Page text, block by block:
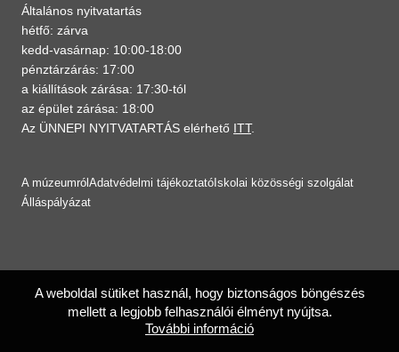
Általános nyitvatartás
hétfő: zárva
kedd-vasárnap: 10:00-18:00
pénztárzárás: 17:00
a kiállítások zárása: 17:30-tól
az épület zárása: 18:00
Az ÜNNEPI NYITVATARTÁS elérhető ITT.
A múzeumról Adatvédelmi tájékoztató Iskolai közösségi szolgálat
Álláspályázat
A weboldal sütiket használ, hogy biztonságos böngészés
mellett a legjobb felhasználói élményt nyújtsa.
További információ